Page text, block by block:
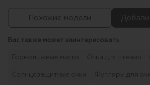
Похожие модели
Вас также может заинтересовать
Горнолыжные маски Очки для чтения
Солнцезащитные очки Футляры для